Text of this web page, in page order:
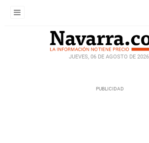
JUEVES, 06 DE AGOSTO DE 2026